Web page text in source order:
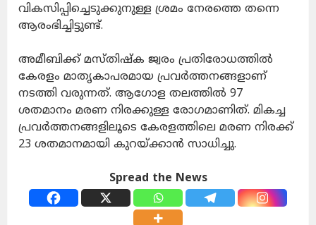
വികസിപ്പിച്ചെടുക്കുനുള്ള ശ്രമം നേരത്തെ തന്നെ
ആരംഭിച്ചിട്ടുണ്ട്.
അമീബിക്ക് മസ്തിഷ്‌ക ജ്വരം പ്രതിരോധത്തില്‍
കേരളം മാതൃകാപരമായ പ്രവര്‍ത്തനങ്ങളാണ്
നടത്തി വരുന്നത്. ആഗോള തലത്തില്‍ 97
ശതമാനം മരണ നിരക്കുള്ള രോഗമാണിത്. മികച്ച
പ്രവര്‍ത്തനങ്ങളിലൂടെ കേരളത്തിലെ മരണ നിരക്ക്
23 ശതമാനമായി കുറയ്ക്കാന്‍ സാധിച്ചു.
Spread the News